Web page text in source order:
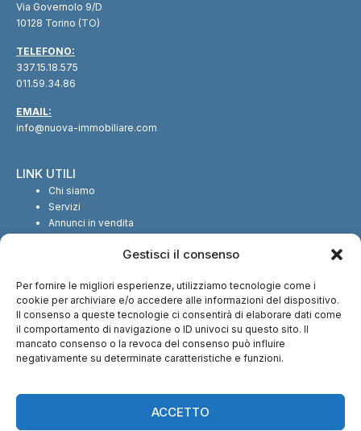
Gestisci il consenso
Per fornire le migliori esperienze, utilizziamo tecnologie come i
cookie per archiviare e/o accedere alle informazioni del dispositivo.
Il consenso a queste tecnologie ci consentirà di elaborare dati come
il comportamento di navigazione o ID univoci su questo sito. Il
mancato consenso o la revoca del consenso può influire
negativamente su determinate caratteristiche e funzioni.
ACCETTO
Via Governolo 9/D
10128 Torino (TO)
TELEFONO:
337.15.18.575
011.59.34.86
EMAIL:
info@nuova-immobiliare.com
LINK UTILI
Chi siamo
Servizi
Annunci in vendita
SEGUICI SUI SOCIAL
CI TROVI ANCHE SU: